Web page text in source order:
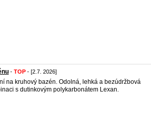
- TOP - [2.7. 2026]
na kruhový bazén. Odolná, lehká a bezúdržbová
s dutinkovým polykarbonátem Lexan.